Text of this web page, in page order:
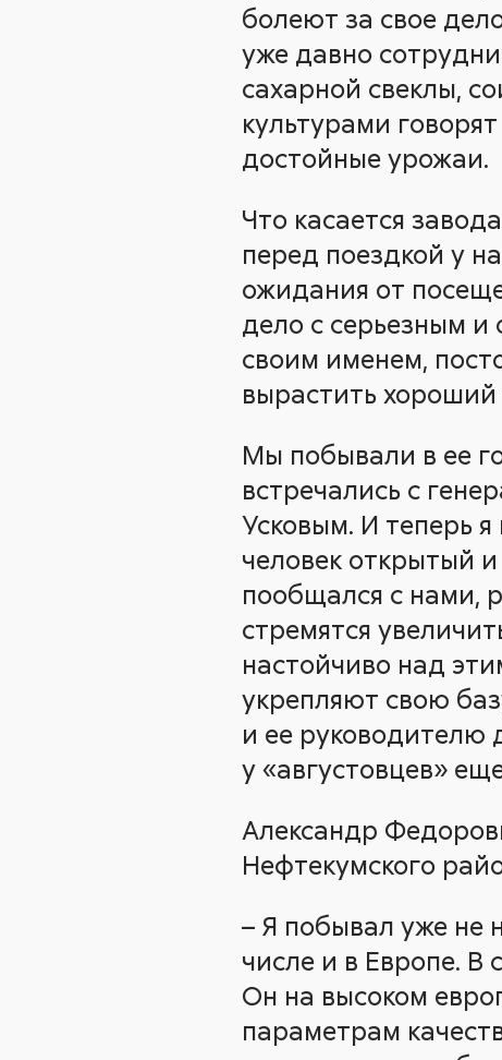
болеют за свое
уже давно
сахарной свеклы,
культурами
достойные урожаи.
Что касается
перед поездкой у
ожидания от
дело с серьезным
своим именем,
вырастить
Мы побывали в ее
встречались с
Усковым. И теперь
человек открытый
пообщался с нами,
стремятся
настойчиво над
укрепляют свою
и ее руководителю
у «августовцев»
Александр
Нефтекумского
– Я побывал уже не
числе и в Европе. В
Он на высоком
параметрам